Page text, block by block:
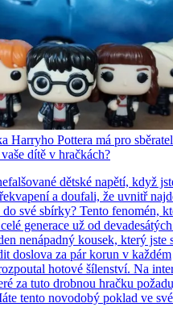
Harryho Pottera má pro
dítě v hračkách?
dětské napětí, když
a doufali, že uvnitř
své sbírky? Tento fenomén,
generace už od
nenápadný kousek, který jste
doslova za pár korun v každém
hotové šílenství. Na
za tuto drobnou hračku
tento novodobý poklad ve